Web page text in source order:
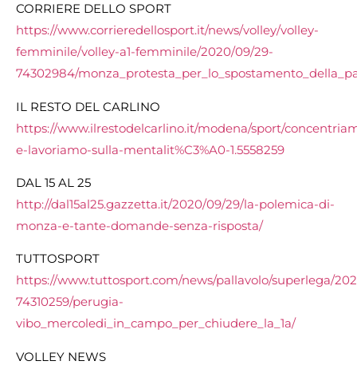
CORRIERE DELLO SPORT
https://www.corrieredellosport.it/news/volley/volley-
femminile/volley-a1-femminile/2020/09/29-
74302984/
IL RESTO DEL CARLINO
https://www.ilrestodelcarlino.it/modena/sport/
e-lavoriamo-sulla-mentalit%C3%A0-1.5558259
DAL 15 AL 25
http://dal15al25.gazzetta.it/2020/09/29/la-polemica-di-
monza-e-tante-domande-senza-risposta/
TUTTOSPORT
https://www.tuttosport.com/news/pallavolo/superlega/
74310259/perugia-
vibo_mercoledi_in_campo_per_chiudere_la_1a/
VOLLEY NEWS